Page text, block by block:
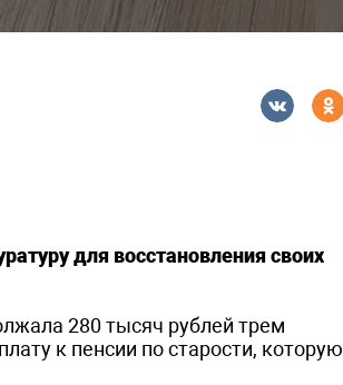
для восстановления своих
280 тысяч рублей трем
к пенсии по старости, которую